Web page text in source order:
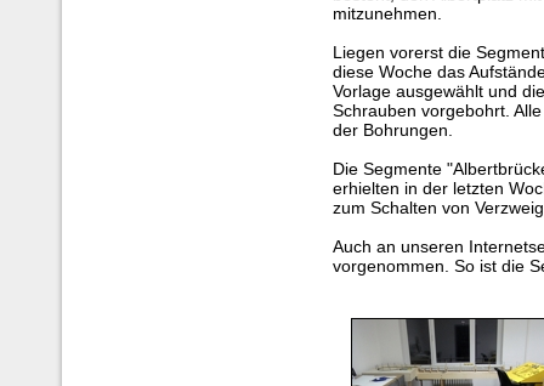
mitzunehmen.
Liegen vorerst die
diese Woche das
Vorlage ausgewählt und
Schrauben vorgebohrt.
der Bohrungen.
Die Segmente
erhielten in der letzten
zum Schalten von
Auch an unseren
vorgenommen. So ist die